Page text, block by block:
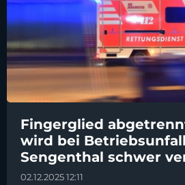
Fingerglied
wird bei
Sengenthal schwer
02.12.2025 12:11